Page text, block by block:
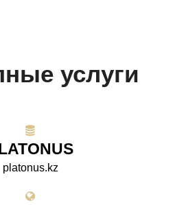
услуги
platonus.kz